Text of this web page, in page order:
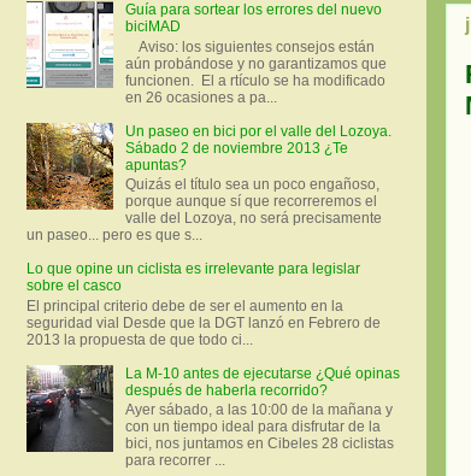
Guía para sortear los errores del nuevo
biciMAD
Aviso: los siguientes consejos están
aún probándose y no garantizamos que
funcionen. El a rtículo se ha modificado
en 26 ocasiones a pa...
Un paseo en bici por el valle del Lozoya.
Sábado 2 de noviembre 2013 ¿Te
apuntas?
Quizás el título sea un poco engañoso,
porque aunque sí que recorreremos el
valle del Lozoya, no será precisamente
un paseo... pero es que s...
Lo que opine un ciclista es irrelevante para legislar
sobre el casco
El principal criterio debe de ser el aumento en la
seguridad vial Desde que la DGT lanzó en Febrero de
2013 la propuesta de que todo ci...
La M-10 antes de ejecutarse ¿Qué opinas
después de haberla recorrido?
Ayer sábado, a las 10:00 de la mañana y
con un tiempo ideal para disfrutar de la
bici, nos juntamos en Cibeles 28 ciclistas
para recorrer ...